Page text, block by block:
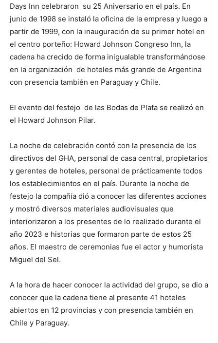
Days Inn celebraron su 25 Aniversario en el país. En
junio de 1998 se instaló la oficina de la empresa y luego a
partir de 1999, con la inauguración de su primer hotel en
el centro porteño: Howard Johnson Congreso Inn, la
cadena ha crecido de forma inigualable transformándose
en la organización de hoteles más grande de Argentina
con presencia también en Paraguay y Chile.
El evento del festejo de las Bodas de Plata se realizó en
el Howard Johnson Pilar.
La noche de celebración contó con la presencia de los
directivos del GHA, personal de casa central, propietarios
y gerentes de hoteles, personal de prácticamente todos
los establecimientos en el país. Durante la noche de
festejo la compañía dió a conocer las diferentes acciones
y mostró diversos materiales audiovisuales que
interiorizaron a los presentes de lo realizado durante el
año 2023 e historias que formaron parte de estos 25
años. El maestro de ceremonias fue el actor y humorista
Miguel del Sel.
A la hora de hacer conocer la actividad del grupo, se dio a
conocer que la cadena tiene al presente 41 hoteles
abiertos en 12 provincias y con presencia también en
Chile y Paraguay.